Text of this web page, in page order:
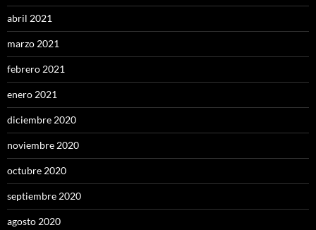
abril 2021
marzo 2021
febrero 2021
enero 2021
diciembre 2020
noviembre 2020
octubre 2020
septiembre 2020
agosto 2020